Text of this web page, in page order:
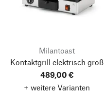
Milantoast
Kontaktgrill elektrisch groß
489,00 €
+ weitere Varianten